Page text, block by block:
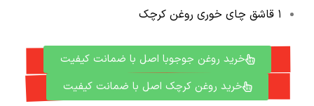
۱ قاشق چای خوری روغن کرچک
خرید روغن جوجوبا اصل با ضمانت کیفیت
خرید روغن کرچک اصل با ضمانت کیفیت